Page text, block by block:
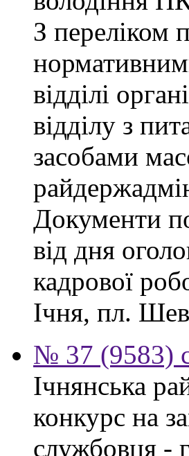
З переліком
відділі
відділу з
засобами
Документи
від дня
кадрової
Ічня, пл.
№ 37 (9583)
Ічнянська
конкурс на
службовця -